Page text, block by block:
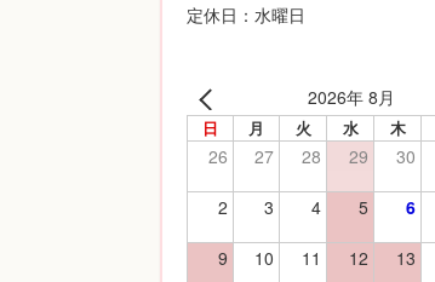
定休日：水曜日
2026年 8月
日 月 火 水 木
26 27 28 29 30
2 3 4 5 6
9 10 11 12 13